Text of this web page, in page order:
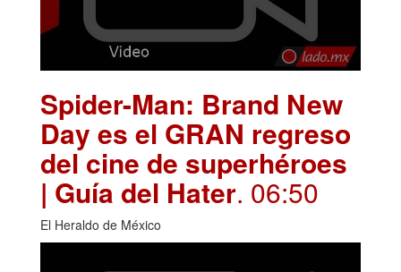
Spider-Man: Brand New
Day es el GRAN regreso
del cine de superhéroes
| Guía del Hater. 06:50
El Heraldo de México